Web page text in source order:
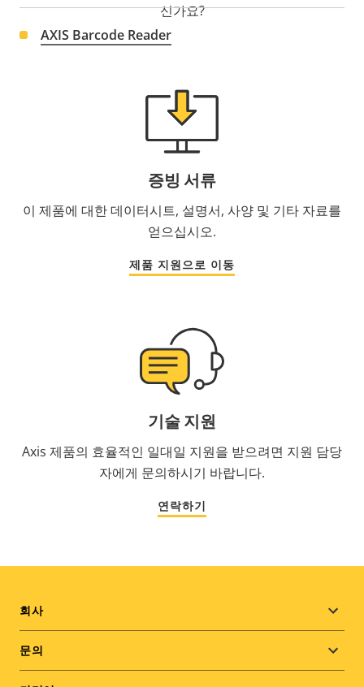
AXIS Barcode Reader
신가요?
증빙 서류
이 제품에 대한 데이터시트, 설명서, 사양 및 기타 자료를
얻으십시오.
제품 지원으로 이동
기술 지원
Axis 제품의 효율적인 일대일 지원을 받으려면 지원 담당
자에게 문의하시기 바랍니다.
연락하기
Footer
menu
회사
문의